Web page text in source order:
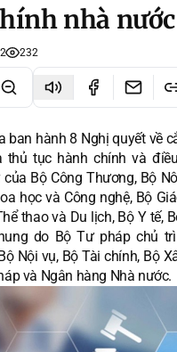
nhà nước
232
ban hành 8 Nghị quyết về
thủ tục hành chính và
Bộ Công Thương, Bộ
học và Công nghệ, Bộ
thao và Du lịch, Bộ Y tế,
do Bộ Tư pháp chủ
Nội vụ, Bộ Tài chính, Bộ
và Ngân hàng Nhà nước.